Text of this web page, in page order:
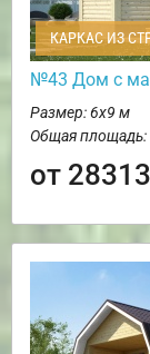
КАРКАС ИЗ
№43 Дом с
Размер: 6х9 м
Общая площадь:
от